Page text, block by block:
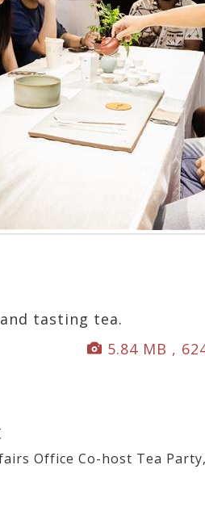
tasting tea.
5.84 MB ,
Office Co-host Tea